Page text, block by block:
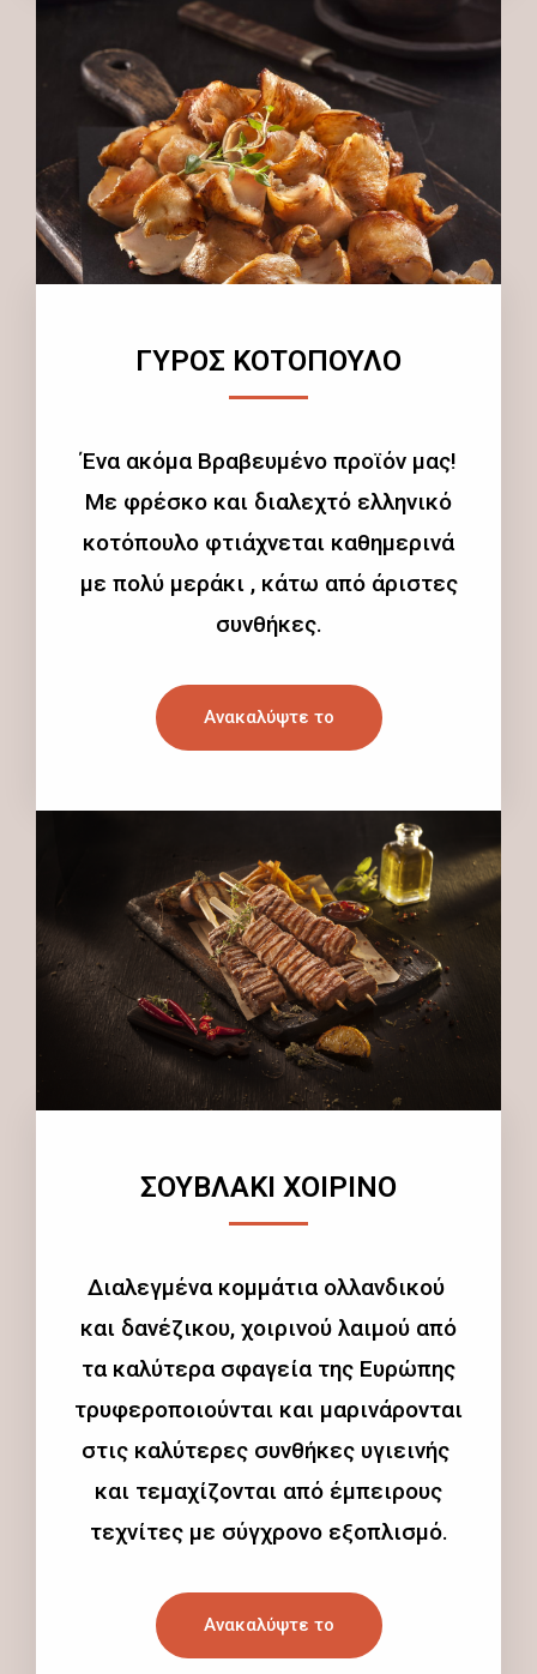
ΓΥΡΟΣ ΚΟΤΟΠΟΥΛΟ
Ένα ακόμα Βραβευμένο προϊόν μας!
Με φρέσκο και διαλεχτό ελληνικό
κοτόπουλο φτιάχνεται καθημερινά
με πολύ μεράκι , κάτω από άριστες
συνθήκες.
Ανακαλύψτε το
ΣΟΥΒΛΑΚΙ ΧΟΙΡΙΝΟ
Διαλεγμένα κομμάτια ολλανδικού
και δανέζικου, χοιρινού λαιμού από
τα καλύτερα σφαγεία της Ευρώπης
τρυφεροποιούνται και μαρινάρονται
στις καλύτερες συνθήκες υγιεινής
και τεμαχίζονται από έμπειρους
τεχνίτες με σύγχρονο εξοπλισμό.
Ανακαλύψτε το